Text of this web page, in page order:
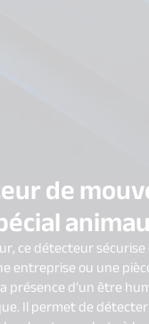
de
ce détecteur
entreprise ou une
d’un être
Il permet de